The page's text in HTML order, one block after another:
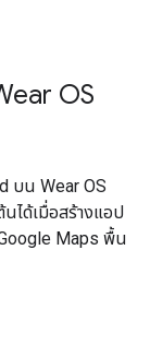
OS
บน Wear OS
ได้เมื่อสร้างแอป
Maps พื้น